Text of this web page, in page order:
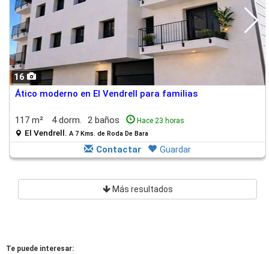
16
Ático moderno en El Vendrell para familias
117 m² 4 dorm. 2 baños Hace 23 horas
El Vendrell. A 7 Kms. de Roda De Bara
Contactar Guardar
Más resultados
Te puede interesar: